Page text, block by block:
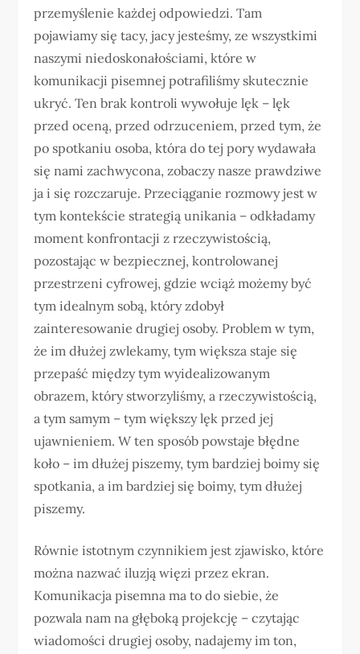
przemyślenie każdej odpowiedzi. Tam
pojawiamy się tacy, jacy jesteśmy, ze wszystkimi
naszymi niedoskonałościami, które w
komunikacji pisemnej potrafiliśmy skutecznie
ukryć. Ten brak kontroli wywołuje lęk – lęk
przed oceną, przed odrzuceniem, przed tym, że
po spotkaniu osoba, która do tej pory wydawała
się nami zachwycona, zobaczy nasze prawdziwe
ja i się rozczaruje. Przeciąganie rozmowy jest w
tym kontekście strategią unikania – odkładamy
moment konfrontacji z rzeczywistością,
pozostając w bezpiecznej, kontrolowanej
przestrzeni cyfrowej, gdzie wciąż możemy być
tym idealnym sobą, który zdobył
zainteresowanie drugiej osoby. Problem w tym,
że im dłużej zwlekamy, tym większa staje się
przepaść między tym wyidealizowanym
obrazem, który stworzyliśmy, a rzeczywistością,
a tym samym – tym większy lęk przed jej
ujawnieniem. W ten sposób powstaje błędne
koło – im dłużej piszemy, tym bardziej boimy się
spotkania, a im bardziej się boimy, tym dłużej
piszemy.
Równie istotnym czynnikiem jest zjawisko, które
można nazwać iluzją więzi przez ekran.
Komunikacja pisemna ma to do siebie, że
pozwala nam na głęboką projekcję – czytając
wiadomości drugiej osoby, nadajemy im ton,